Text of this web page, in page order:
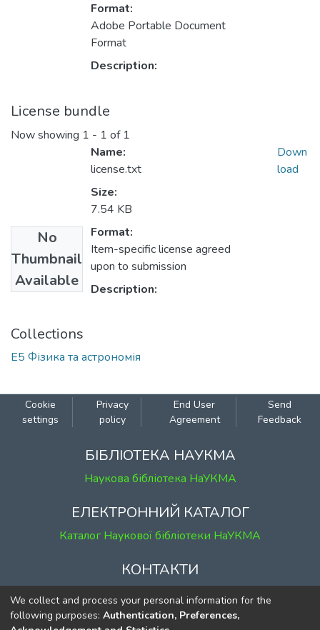
Format:
Adobe Portable Document
Format
Description:
License bundle
Now showing 1 - 1 of 1
No
Thumbnail
Available
Name:
license.txt
Size:
7.54 KB
Format:
Item-specific license agreed
upon to submission
Description:
Down
load
Collections
Е5 Фізика та астрономія
Cookie
settings
Privacy
policy
End User
Agreement
Send
Feedback
БІБЛІОТЕКА НАУКМА
Наукова бібліотека НаУКМА
ЕЛЕКТРОННИЙ КАТАЛОГ
Каталог Наукової бібліотеки НаУКМА
КОНТАКТИ
м. Київ, вул. Григорія Сковороди, 2
к. 1, к. 120
We collect and process your personal information for the
following purposes: Authentication, Preferences,